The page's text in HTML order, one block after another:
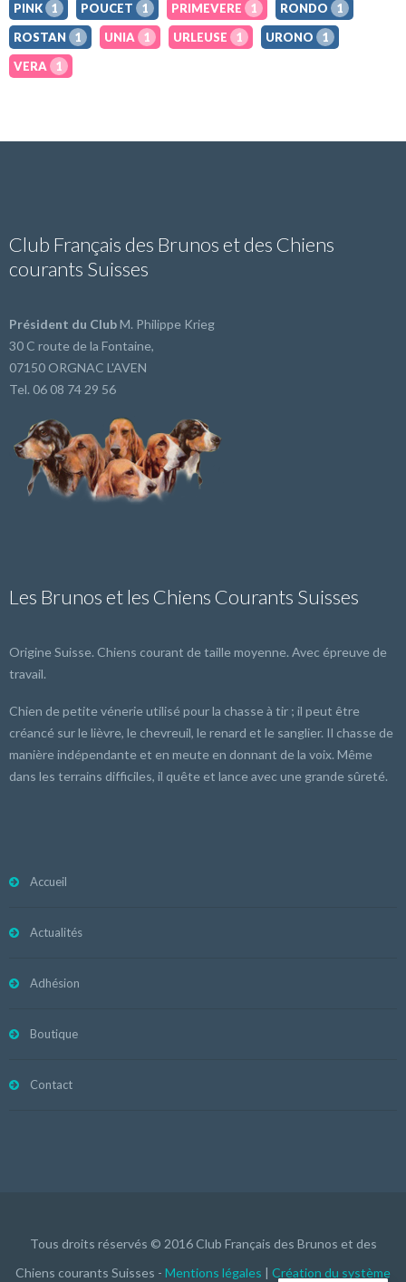
PINK
1 POUCET 1 PRIMEVERE 1 RONDO
1
ROSTAN
1 UNIA 1 URLEUSE 1 URONO
1
VERA
1
Club Français des Brunos et des Chiens
courants Suisses
Président du ClubM. Philippe Krieg
30 C route de la Fontaine,
07150 ORGNAC L'AVEN
Tel. 06 08 74 29 56
Les Brunos et les Chiens Courants Suisses
Origine Suisse. Chiens courant de taille moyenne. Avec épreuve de
travail.
Chien de petite vénerie utilisé pour la chasse à tir ; il peut être
créancé sur le lièvre, le chevreuil, le renard et le sanglier. Il chasse de
manière indépendante et en meute en donnant de la voix. Même
dans les terrains difficiles, il quête et lance avec une grande sûreté.
Accueil
Actualités
Adhésion
Boutique
Contact
Tous droits réservés © 2016 Club Français des Brunos et des
Chiens courants Suisses - Mentions légales | Création du système